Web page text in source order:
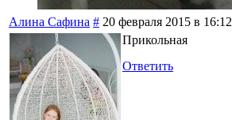
Алина Сафина # 20 февраля 2015 в 16:12
Прикольная
Ответить